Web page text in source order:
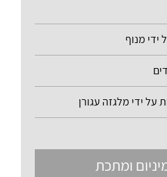
מנוף
על ידי מלגזה עגורן
ומתכת